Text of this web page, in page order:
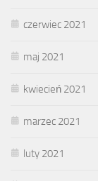
czerwiec 2021
maj 2021
kwiecień 2021
marzec 2021
luty 2021